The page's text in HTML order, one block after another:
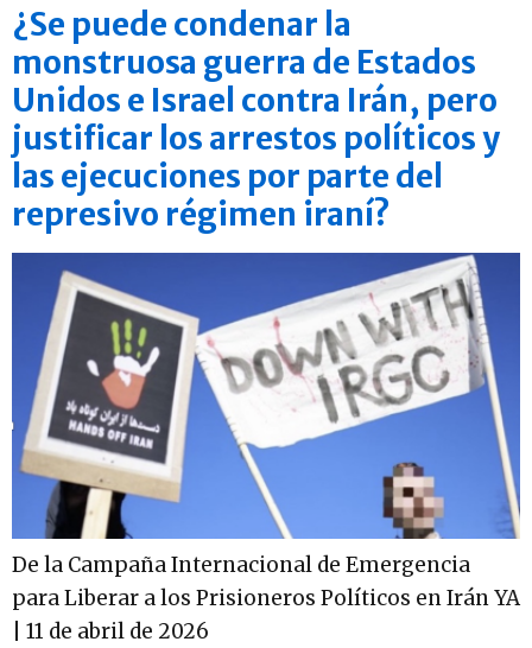
¿Se puede condenar la
monstruosa guerra de Estados
Unidos e Israel contra Irán, pero
justificar los arrestos políticos y
las ejecuciones por parte del
represivo régimen iraní?
De la Campaña Internacional de Emergencia
para Liberar a los Prisioneros Políticos en Irán YA
| 11 de abril de 2026